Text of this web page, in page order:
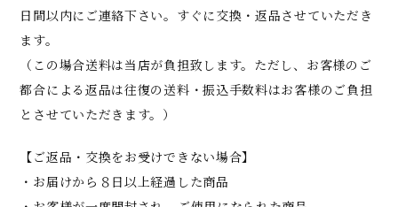
日間以内にご連絡下さい。すぐに交換・返品させていただき
ます。
（この場合送料は当店が負担致します。ただし、お客様のご
都合による返品は往復の送料・振込手数料はお客様のご負担
とさせていただきます。）
【ご返品・交換をお受けできない場合】
・お届けから８日以上経過した商品